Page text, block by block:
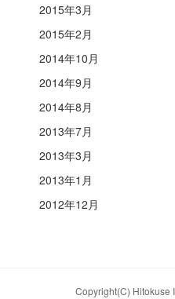
2015年3月
2015年2月
2014年10月
2014年9月
2014年8月
2013年7月
2013年3月
2013年1月
2012年12月
Copyright(C) Hitokuse